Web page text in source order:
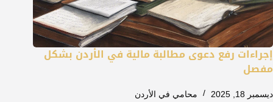
إجراءات رفع دعوى مطالبة مالية في الأردن بشكل
مفصل
ديسمبر 18, 2025 محامي في الأردن